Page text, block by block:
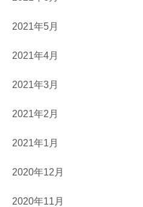
2021年5月
2021年4月
2021年3月
2021年2月
2021年1月
2020年12月
2020年11月